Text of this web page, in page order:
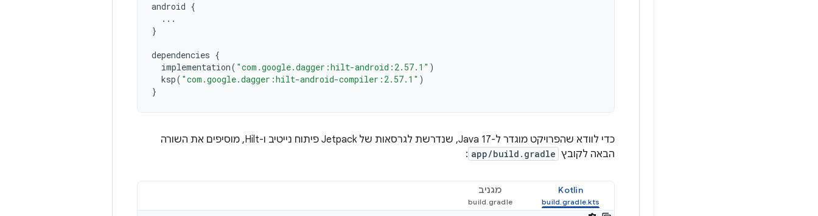
android {
...
}
dependencies {
implementation( "com.google.dagger:hilt-android:2.57.1" )
ksp( "com.google.dagger:hilt-android-compiler:2.57.1" )
}
כדי לוודא שהפרויקט מוגדר ל-Java 17, שנדרשת לגרסאות של Jetpack פיתוח נייטיב ו-Hilt, מוסיפים את השורה
הבאה לקובץ app/build.gradle
:
Kotlin מגניב